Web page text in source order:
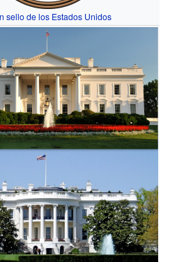
sello de los Estados Unidos